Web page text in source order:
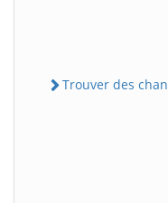
Trouver des